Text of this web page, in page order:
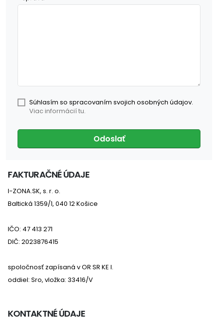
Súhlasím so spracovaním svojich osobných údajov.
Viac informácií tu.
Odoslať
FAKTURAČNÉ ÚDAJE
I-ZONA.SK, s. r. o.
Baltická 1359/1, 040 12 Košice
IČO: 47 413 271
DIČ: 2023876415
spoločnosť zapísaná v OR SR KE I.
oddiel: Sro, vložka: 33416/V
KONTAKTNÉ ÚDAJE